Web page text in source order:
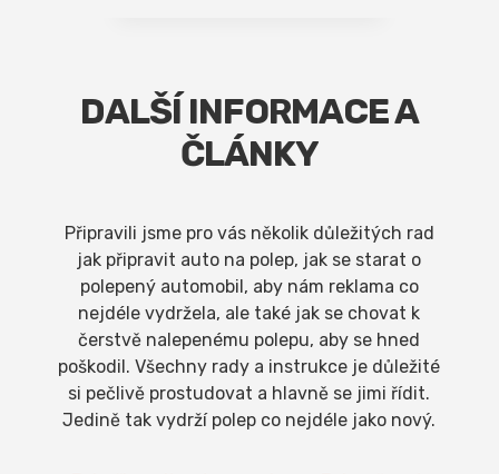
DALŠÍ INFORMACE A
ČLÁNKY
Připravili jsme pro vás několik důležitých rad
jak připravit auto na polep, jak se starat o
polepený automobil, aby nám reklama co
nejdéle vydržela, ale také jak se chovat k
čerstvě nalepenému polepu, aby se hned
poškodil. Všechny rady a instrukce je důležité
si pečlivě prostudovat a hlavně se jimi řídit.
Jedině tak vydrží polep co nejdéle jako nový.